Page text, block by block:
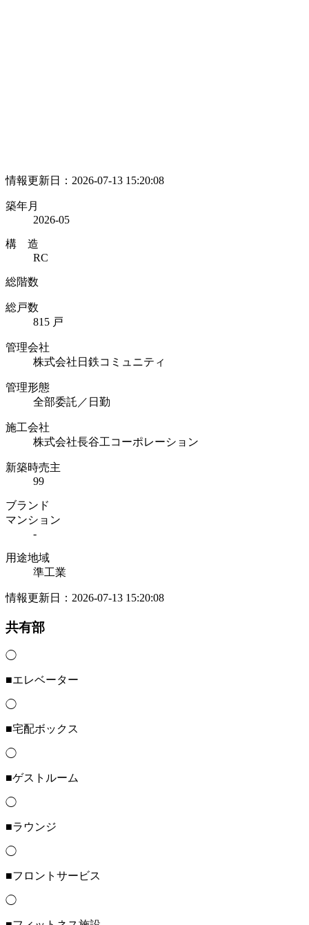
情報更新日：2026-07-13 15:20:08
築年月
2026-05
構 造
RC
総階数
総戸数
815 戸
管理会社
株式会社日鉄コミュニティ
管理形態
全部委託／日勤
施工会社
株式会社長谷工コーポレーション
新築時売主
99
ブランド
マンション
-
用途地域
準工業
情報更新日：2026-07-13 15:20:08
共有部
◯
■エレベーター
◯
■宅配ボックス
◯
■ゲストルーム
◯
■ラウンジ
◯
■フロントサービス
◯